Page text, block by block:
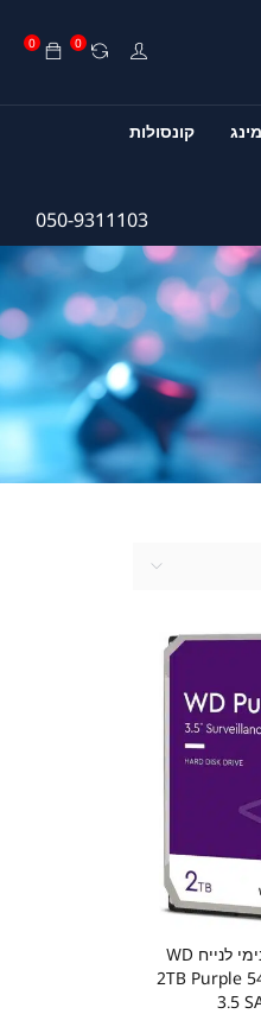
0 0
קונסולות
050-9311103
דיסק קשיח פנימי לנייח WD
2TB Purple
3.5